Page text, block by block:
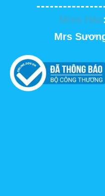
Miss Hảo
Mrs